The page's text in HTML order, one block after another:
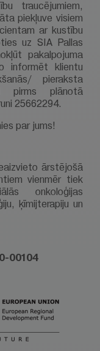
traucējumiem,
piekļuve visiem
ar kustību
uz SIA Pallas
pakalpojuma
informēt klientu
pieraksta
pirms plānotā
25662294.
par jums!
ārstējošā
vienmēr tiek
onkoloģijas
ķīmijterapiju un
00104